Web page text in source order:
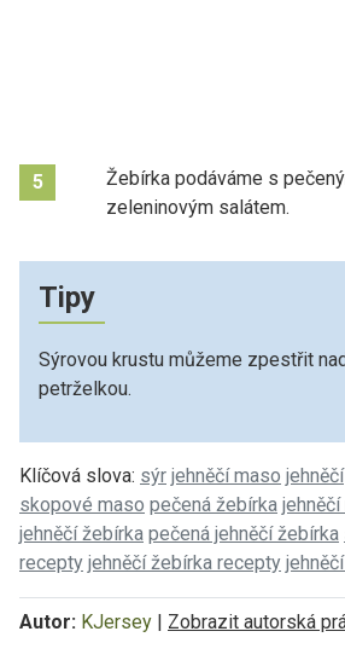
5
Žebírka podáváme s
zeleninovým salátem.
Tipy
Sýrovou krustu můžeme zpestřit
petrželkou.
Klíčová slova: sýr jehněčí maso jehněčí
skopové maso pečená žebírka
jehněčí žebírka pečená jehněčí žebírka
recepty jehněčí žebírka recepty
Autor: KJersey | Zobrazit autorská